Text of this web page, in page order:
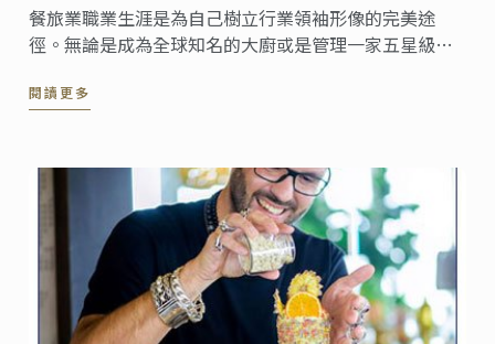
餐旅業職業生涯是為自己樹立行業領袖形像的完美途
徑。無論是成為全球知名的大廚或是管理一家五星級飯
具有競爭力的薪資。
閱讀更多